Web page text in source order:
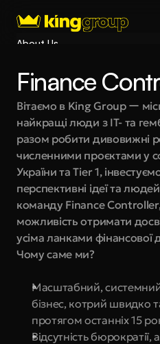
About Us
Services
Process
Coming Soon
King Interns
Legal
404
Book
Finance
Вітаємо в King Group ー
найкращі люди з IT- та
разом робити дивовижні
численними проєктами у
України та Tier 1,
перспективні ідеї та
команду Finance
можливість отримати
усіма ланками фінансової
Чому саме ми?
Масштабний,
бізнес, котрий швидко
протягом останніх 15
Відсутність